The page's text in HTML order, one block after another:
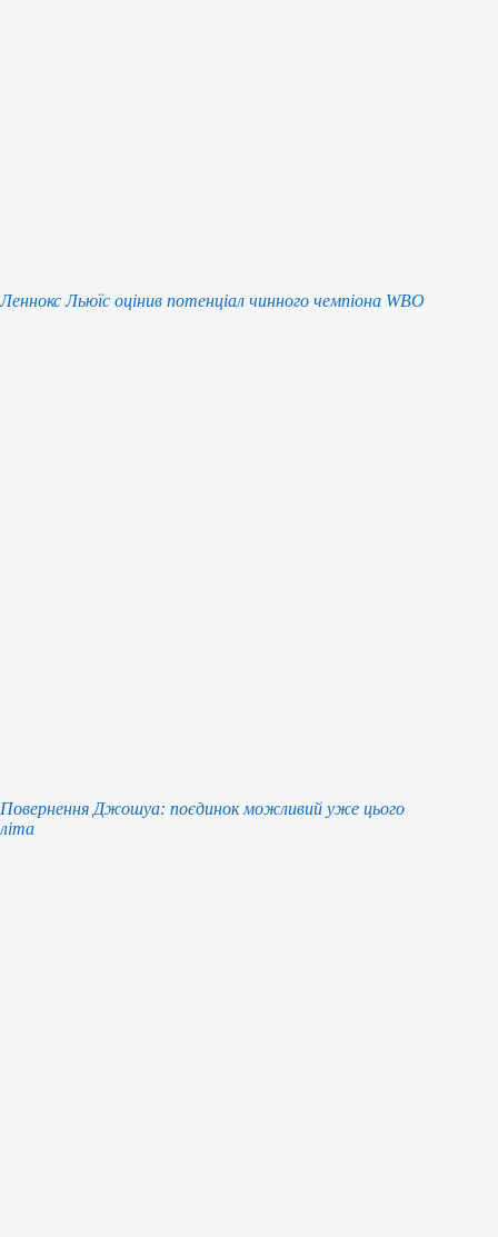
Леннокс Льюїс оцінив потенціал чинного чемпіона WBO
Повернення Джошуа: поєдинок можливий уже цього
літа